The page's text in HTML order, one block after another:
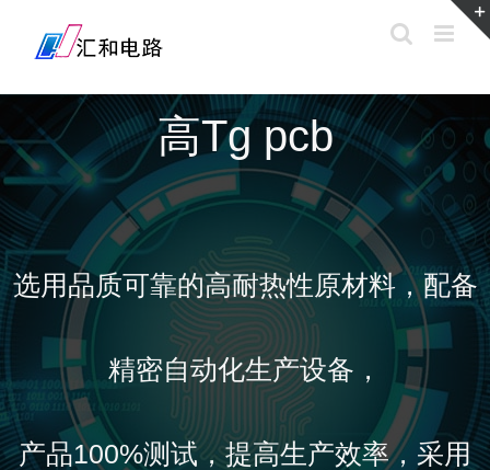
高Tg pcb
选用品质可靠的高耐热性原材料，配备
精密自动化生产设备，
产品100%测试，提高生产效率，采用